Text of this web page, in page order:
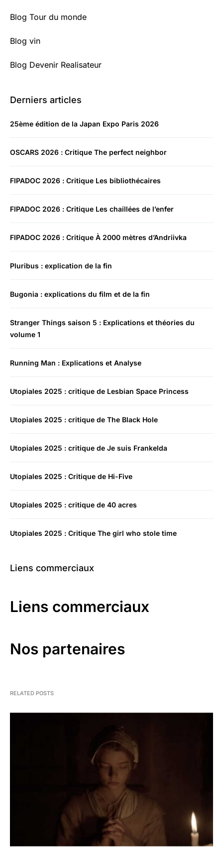
Blog Tour du monde
Blog vin
Blog Devenir Realisateur
Derniers articles
25ème édition de la Japan Expo Paris 2026
OSCARS 2026 : Critique The perfect neighbor
FIPADOC 2026 : Critique Les bibliothécaires
FIPADOC 2026 : Critique Les chaillées de l’enfer
FIPADOC 2026 : Critique À 2000 mètres d’Andriivka
Pluribus : explication de la fin
Bugonia : explications du film et de la fin
Stranger Things saison 5 : Explications et théories du
volume 1
Running Man : Explications et Analyse
Utopiales 2025 : critique de Lesbian Space Princess
Utopiales 2025 : critique de The Black Hole
Utopiales 2025 : critique de Je suis Frankelda
Utopiales 2025 : Critique de Hi-Five
Utopiales 2025 : critique de 40 acres
Utopiales 2025 : Critique The girl who stole time
Liens commerciaux
Liens commerciaux
Nos partenaires
RELATED POSTS